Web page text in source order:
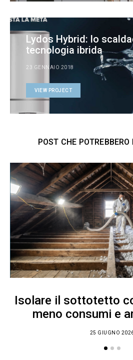
Lydos Hybrid: lo
tecnologia ibrida
23 GENNAIO 2018
VIEW PROJECT
POST CHE POTREBBERO
Isolare il sottotetto
meno consumi e
25 GIUGNO